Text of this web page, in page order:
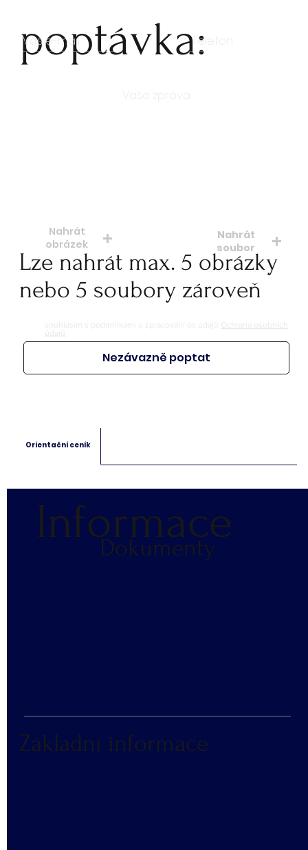
poptávka:
Nahrát
obrázek
soubory: jpeg, jpg, png
Nahrát
soubor
soubory: doc. pdf.
Lze nahrát max. 5 obrázky
nebo 5 soubory zároveň
souhlasím s podmínkami o zpracování os.údajů
Ochrana osobních
údajů
Nezávazně poptat
Orientační ceník
Dokumenty
Informace
Základní informace